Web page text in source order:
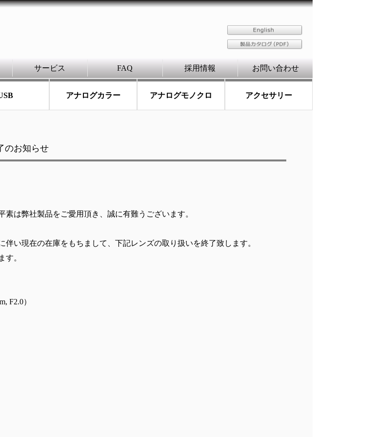
サービス FAQ 採用情報 お問い合わせ
アナログカラー アナログモノクロ アクセサリー
のお知らせ
は弊社製品をご愛用頂き、誠に有難うございます。
い現在の在庫をもちまして、下記レンズの取り扱いを終了致します。
す。
F2.0）